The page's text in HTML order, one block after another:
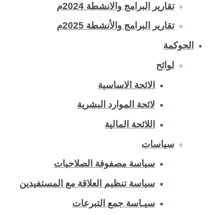
تقارير البرامج والانشطة 2024م
تقارير البرامج والأنشطة 2025م
الحوكمة
لوائح
الائحة الاساسية
لائحة الموارد البشرية
اللائحة المالية
سياسات
سياسة مصفوفة الصلاحيات
سياسة تنظيم العلاقة مع المستفيدين
سيـاسة جمع التبرعات